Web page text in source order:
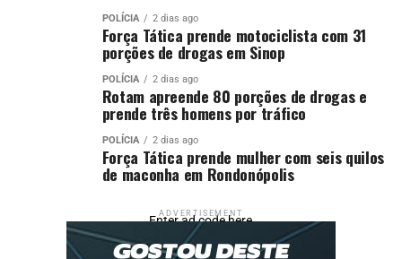
POLÍCIA 2 dias ago
Força Tática prende motociclista com 31
porções de drogas em Sinop
POLÍCIA 2 dias ago
Rotam apreende 80 porções de drogas e
prende três homens por tráfico
POLÍCIA 2 dias ago
Força Tática prende mulher com seis quilos
de maconha em Rondonópolis
ADVERTISEMENT
Enter ad code here